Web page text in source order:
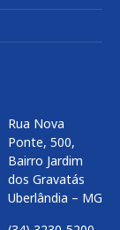
Rua Nova
Ponte, 500,
Bairro Jardim
dos Gravatás
Uberlândia – MG